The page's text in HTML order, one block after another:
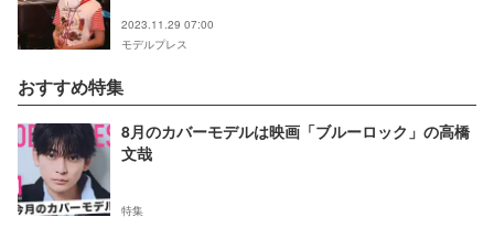
2023.11.29 07:00
モデルプレス
おすすめ特集
8月のカバーモデルは映画「ブルーロック」の高橋
文哉
特集